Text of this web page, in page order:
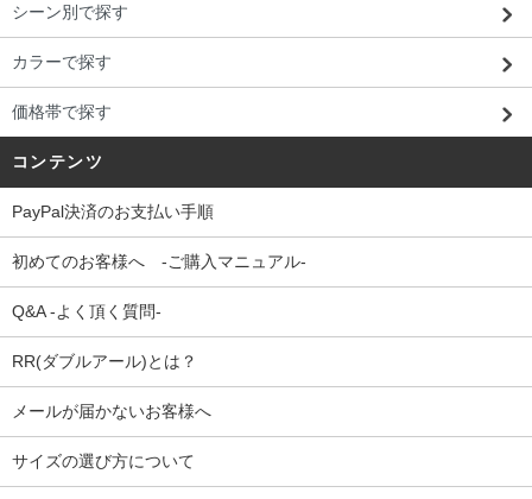
シーン別で探す
カラーで探す
価格帯で探す
コンテンツ
PayPal決済のお支払い手順
初めてのお客様へ -ご購入マニュアル-
Q&A -よく頂く質問-
RR(ダブルアール)とは？
メールが届かないお客様へ
サイズの選び方について